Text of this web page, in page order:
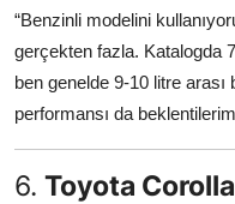
“Benzinli modelini
gerçekten fazla. Katalogda
ben genelde 9-10 litre
performansı da
6. Toyota